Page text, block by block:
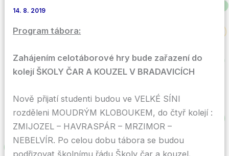
14. 8. 2019
Program tábora:
Zahájením celotáborové hry bude zařazení do
kolejí ŠKOLY ČAR A KOUZEL V BRADAVICÍCH
Nově přijatí studenti budou ve VELKÉ SÍNI
rozděleni MOUDRÝM KLOBOUKEM, do čtyř kolejí :
ZMIJOZEL – HAVRASPÁR – MRZIMOR –
NEBELVÍR. Po celou dobu tábora se budou